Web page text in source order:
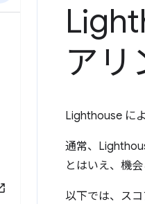
アリ
Lighthouse に
通常、
とはいえ、機
以下では、ス